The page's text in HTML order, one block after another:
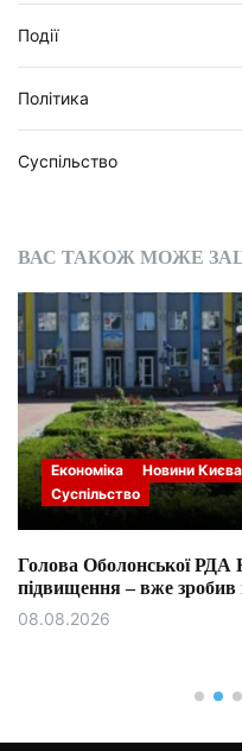
Події
Політика
Суспільство
ВАС ТАКОЖ МОЖЕ
Економіка Новини Києва
Суспільство
Голова Оболонської РДА
підвищення – вже
08.08.2026